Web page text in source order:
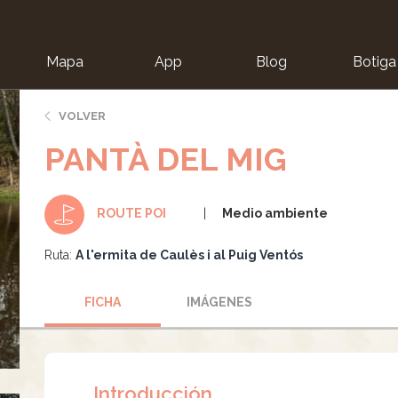
Mapa App Blog Botiga
VOLVER
PANTÀ DEL MIG
ROUTE POI Medio ambiente
Ruta: A l'ermita de Caulès i al Puig Ventós
FICHA IMÁGENES